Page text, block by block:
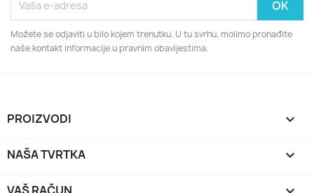
Možete se odjaviti u bilo kojem trenutku. U tu svrhu, molimo pronađite
naše kontakt informacije u pravnim obavijestima.
PROIZVODI 
NAŠA TVRTKA 
VAŠ RAČUN